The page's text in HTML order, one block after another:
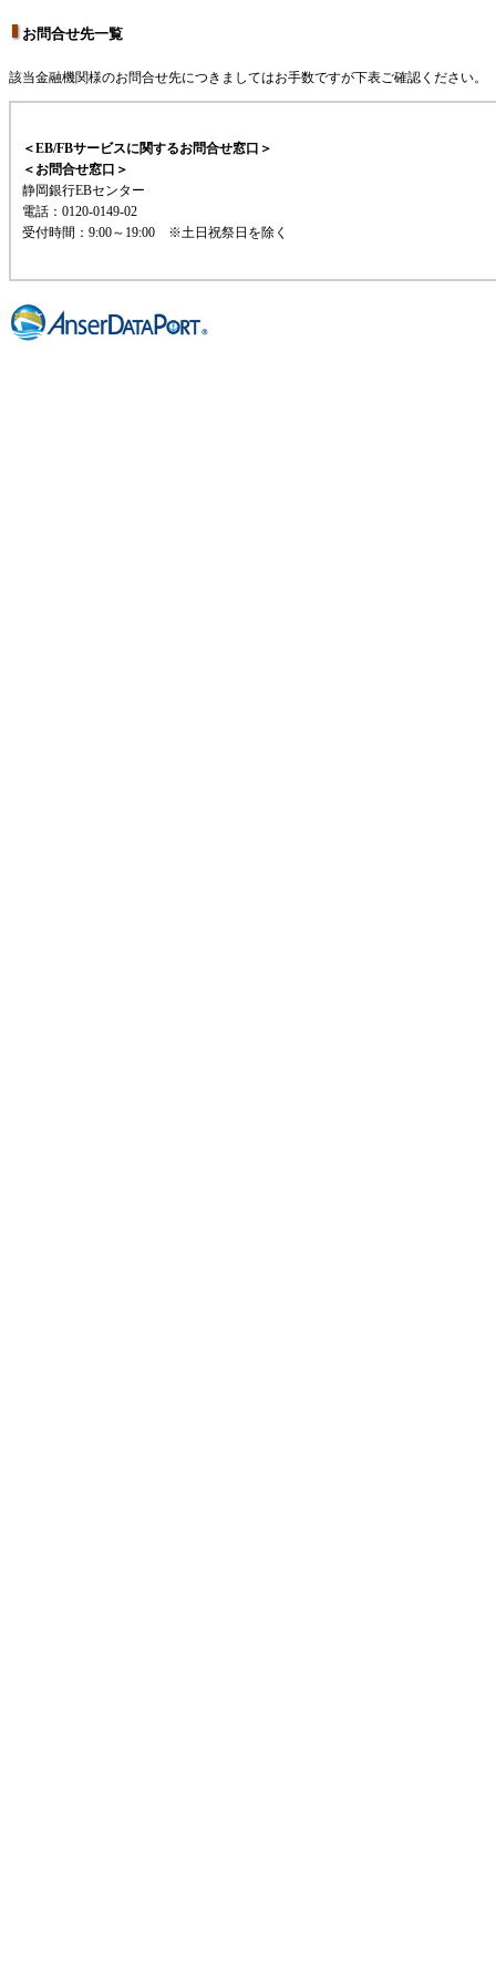
お問合せ先一覧
該当金融機関様のお問合せ先につきましてはお手数ですが下表ご確認ください。
＜EB/FBサービスに関するお問合せ窓口＞
＜お問合せ窓口＞
静岡銀行EBセンター
電話：0120-0149-02
受付時間：9:00～19:00 ※土日祝祭日を除く